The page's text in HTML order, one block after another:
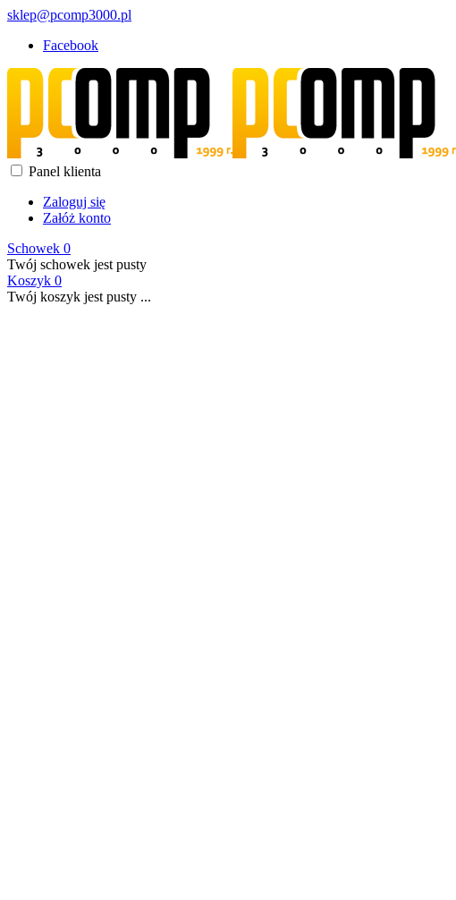
sklep@pcomp3000.pl
Facebook
Panel klienta
Zaloguj się
Załóż konto
Schowek 0
Twój schowek jest pusty
Koszyk 0
Twój koszyk jest pusty ...